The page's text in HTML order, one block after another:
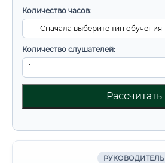
Количество часов:
Количество слушателей:
Рассчитать
РУКОВОДИТЕЛЬ